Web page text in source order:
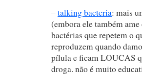
–talking bacteria: mais
(embora ele também
bactérias que repetem o
reproduzem quando
pílula e ficam LOUCAS
droga. não é muito